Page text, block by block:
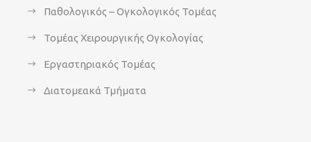
Παθολογικός – Ογκολογικός Τομέας
Τομέας Χειρουργικής Ογκολογίας
Εργαστηριακός Τομέας
Διατομεακά Τμήματα